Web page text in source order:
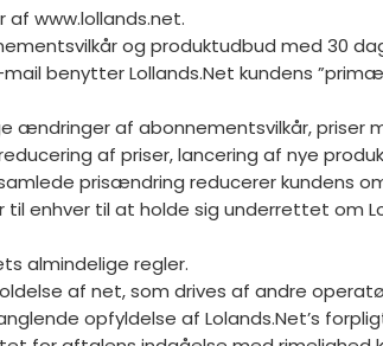
www.lollands.net.
og produktudbud med 30
benytter Lollands.Net kundens
ændringer af abonnementsvilkår,
af priser, lancering af nye
prisændring reducerer kundens
enhver til at holde sig underrettet om
almindelige regler.
af net, som drives af andre
opfyldelse af Lolands.Net’s